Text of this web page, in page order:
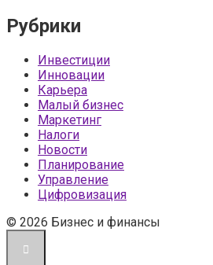
Рубрики
Инвестиции
Инновации
Карьера
Малый бизнес
Маркетинг
Налоги
Новости
Планирование
Управление
Цифровизация
© 2026 Бизнес и финансы